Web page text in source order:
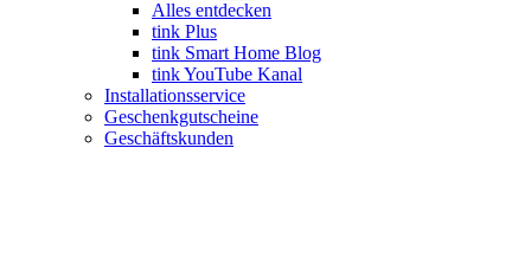
Alles entdecken
tink Plus
tink Smart Home Blog
tink YouTube Kanal
Installationsservice
Geschenkgutscheine
Geschäftskunden